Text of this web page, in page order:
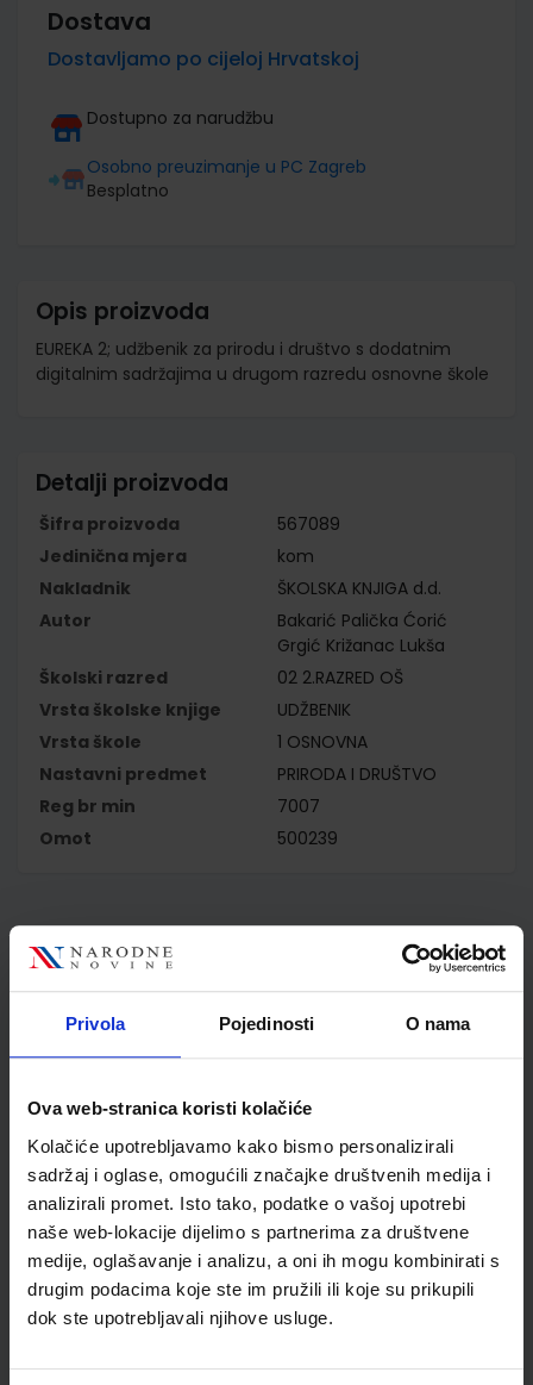
Privola Pojedinosti O nama
Ova web-stranica koristi kolačiće
Kolačiće upotrebljavamo kako bismo personalizirali
sadržaj i oglase, omogućili značajke društvenih medija i
analizirali promet. Isto tako, podatke o vašoj upotrebi
naše web-lokacije dijelimo s partnerima za društvene
medije, oglašavanje i analizu, a oni ih mogu kombinirati s
drugim podacima koje ste im pružili ili koje su prikupili
dok ste upotrebljavali njihove usluge.
Dostava
Dostavljamo po cijeloj Hrvatskoj
Dostupno za narudžbu
Osobno preuzimanje u PC Zagreb
Besplatno
Opis proizvoda
EUREKA 2; udžbenik za prirodu i društvo s dodatnim
digitalnim sadržajima u drugom razredu osnovne škole
Detalji proizvoda
Šifra proizvoda
567089
Jedinična mjera
kom
Nakladnik
ŠKOLSKA KNJIGA d.d.
Autor
Bakarić Palička Ćorić
Grgić Križanac Lukša
Školski razred
02 2.RAZRED OŠ
Vrsta školske knjige
UDŽBENIK
Vrsta škole
1 OSNOVNA
Nastavni predmet
PRIRODA I DRUŠTVO
Reg br min
7007
Omot
500239
Kupci najčešće biraju..
Omot PVC za školske
udžbenike; dimenzije
413x287; tip 239